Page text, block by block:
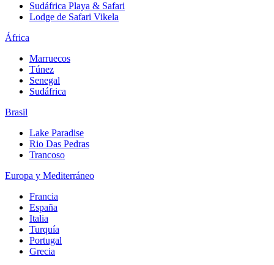
Sudáfrica Playa & Safari
Lodge de Safari Vikela
África
Marruecos
Túnez
Senegal
Sudáfrica
Brasil
Lake Paradise
Rio Das Pedras
Trancoso
Europa y Mediterráneo
Francia
España
Italia
Turquía
Portugal
Grecia